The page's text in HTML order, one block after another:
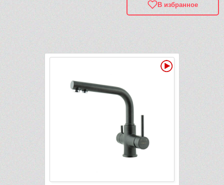
В избранное